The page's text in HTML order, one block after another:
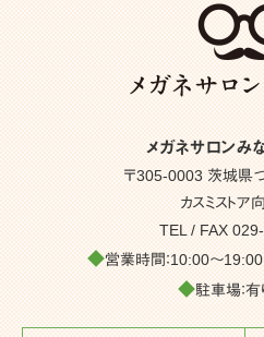
メガネサロンみ
〒305-0003 茨城県
カスミストア
TEL / FAX
◆営業時間：10:00～
◆駐車場：有